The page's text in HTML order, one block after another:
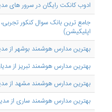
ادوب کانکت رایگان در سرور های
جامع ترین بانک سوال کنکور
اپلیکیشن)
بهترین مدارس هوشمند بوشهر از
بهترین مدارس هوشمند تبریز از
بهترین مدارس هوشمند مشهد از
بهترین مدارس هوشمند ساری از